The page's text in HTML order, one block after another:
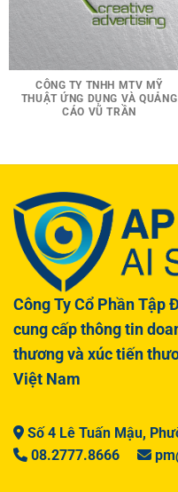
CÔNG TY TNHH MTV MỸ
THUẬT ỨNG DỤNG VÀ QUẢNG
CÁO VŨ TRẦN
Công Ty Cổ Phần Tập
cung cấp thông tin
thương và xúc tiến
Việt Nam
Số 4 Lê Tuấn Mậu,
08.2777.8666